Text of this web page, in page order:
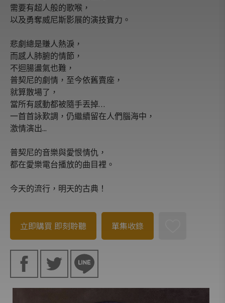
需要有超人般的歌喉，
以及勇奪威尼斯影展的演技實力。
悲劇總是賺人熱淚，
而感人肺腑的情節，
不迴腸盪氣也難，
普契尼的劇情，至今依舊賣座，
就算散場了，
當所有感動都被隨手丟掉…
一首首詠歎調，仍繼續留在人們腦海中，
激情演出...
普契尼的音樂與愛恨情仇，
都在愛樂電台播放的曲目裡。
今天的流行，明天的古典！
立即購買 即刻聆聽 單集收錄